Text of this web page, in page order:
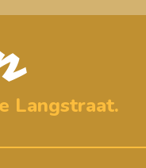
Langstraat.